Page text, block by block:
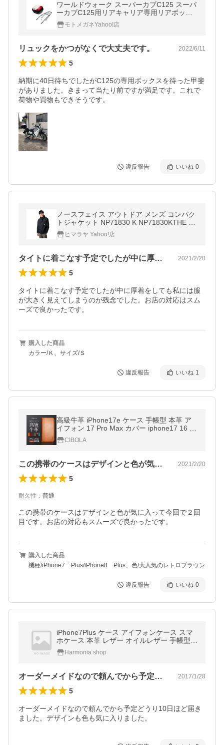
ワールドウォーク スーパーカブC125 スーパ
ーカブC125用リアキャリア専用リアボック
スセット（ブラック） WW
モトメガネYahoo!店
リュックをかつがなくで大丈夫です。 2022/6/11
5
納期に40日待ちでしたがC125の専用ボックスを待った甲斐
がありました。きまって当たり前ですが満足です。これで
荷物や買物もできそうです。
違反報告 いいね 0
ノースフェイス アウトドア メンズ コンパク
トジャケット NP71830 K NP71830KTHE N
ORTH FACE
ヒマラヤ Yahoo!店
タイトに着こなす予定でしたが中に厚着を… 2021/2/20
5
タイトに着こなす予定でしたが中に厚着をしても私には服
が大きく見えてしまうのが残念でした。お店の対応はスム
ーズで良かったです。
購入した商品
カラー/Ｋ、サイズ/Ｓ
違反報告 いいね 1
高級牛革 iPhone17e ケース 手帳型 本革 ア
イフォン 17 Pro Max カバー iphone17 16 15
14 13 12 11 Air 手帳 革 15 14 plus 13 12 mi
ni スマホケース SE X
CIBOLA
この携帯のケースはデザインと色が気に入… 2021/2/20
5
耐久性 ： 普通
この携帯のケースはデザインと色が気に入って今回で２回
目です。お店の対応もスムーズで良かったです。
購入した商品
機種/iPhone7 Plus/iPhone8 Plus、色/大人気のレトロブラウン
違反報告 いいね 0
iPhone7Plus ケース アイフォンケース スマ
ホケース 本革 レザー オイルレザー 手帳型
ダイアリー アイフォン7プラス アイフォン 7
プラス iPhone 新型
Harmonia shop
オーダーメイドなので頼んでから予定どう… 2017/1/28
5
オーダーメイドなので頼んでから予定どうり10日ほど届き
ました。デザインも色も気に入りました。